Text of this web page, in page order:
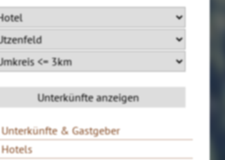
Unterkünfte & Gastgeber
Hotels